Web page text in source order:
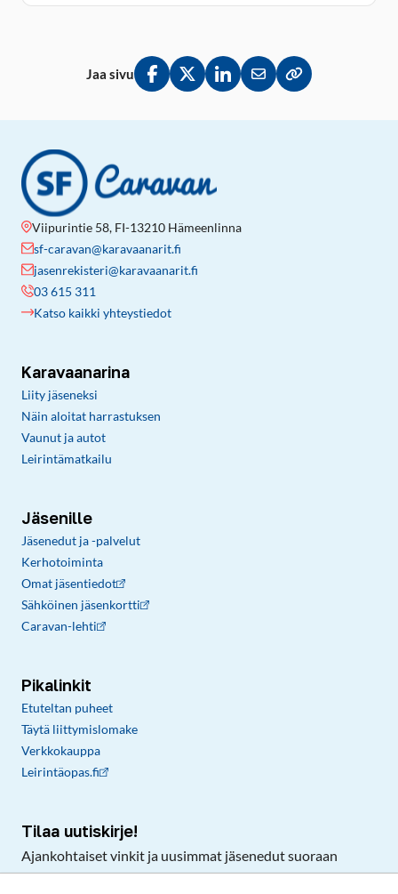
Jaa sivu
Jaa Facebookissa
Jaa Twitterissä
Jaa LinkedInissä
Jaa sähköpostitse
Kopioi linkki
Viipurintie 58, FI-13210 Hämeenlinna
sf-caravan@karavaanarit.fi
jasenrekisteri@karavaanarit.fi
03 615 311
Katso kaikki yhteystiedot
Karavaanarina
Liity jäseneksi
Näin aloitat harrastuksen
Vaunut ja autot
Leirintämatkailu
Jäsenille
Jäsenedut ja -palvelut
Kerhotoiminta
Omat jäsentiedot
Sähköinen jäsenkortti
Caravan-lehti
Pikalinkit
Etuteltan puheet
Täytä liittymislomake
Verkkokauppa
Leirintäopas.fi
Tilaa uutiskirje!
Ajankohtaiset vinkit ja uusimmat jäsenedut suoraan